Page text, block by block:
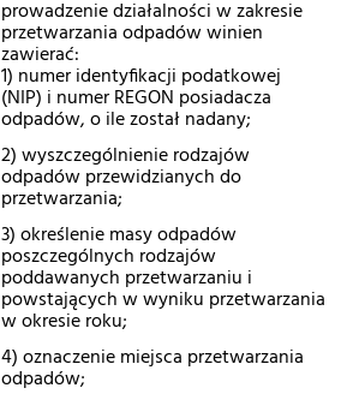
prowadzenie działalności w zakresie
przetwarzania odpadów winien
zawierać:
1) numer identyfikacji podatkowej
(NIP) i numer REGON posiadacza
odpadów, o ile został nadany;
2) wyszczególnienie rodzajów
odpadów przewidzianych do
przetwarzania;
3) określenie masy odpadów
poszczególnych rodzajów
poddawanych przetwarzaniu i
powstających w wyniku przetwarzania
w okresie roku;
4) oznaczenie miejsca przetwarzania
odpadów;